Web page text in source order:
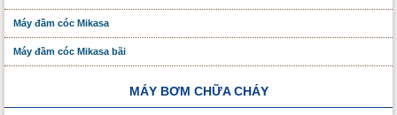
Máy đầm cóc Mikasa
Máy đầm cóc Mikasa bãi
MÁY BƠM CHỮA CHÁY